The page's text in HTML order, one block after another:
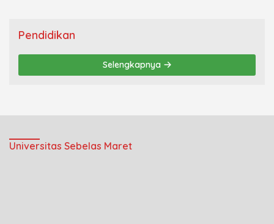
Pendidikan
Selengkapnya
Universitas Sebelas Maret